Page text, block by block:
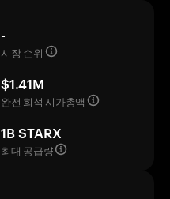
-
시장 순위
$1.41M
완전 희석 시가총액
1B STARX
최대 공급량